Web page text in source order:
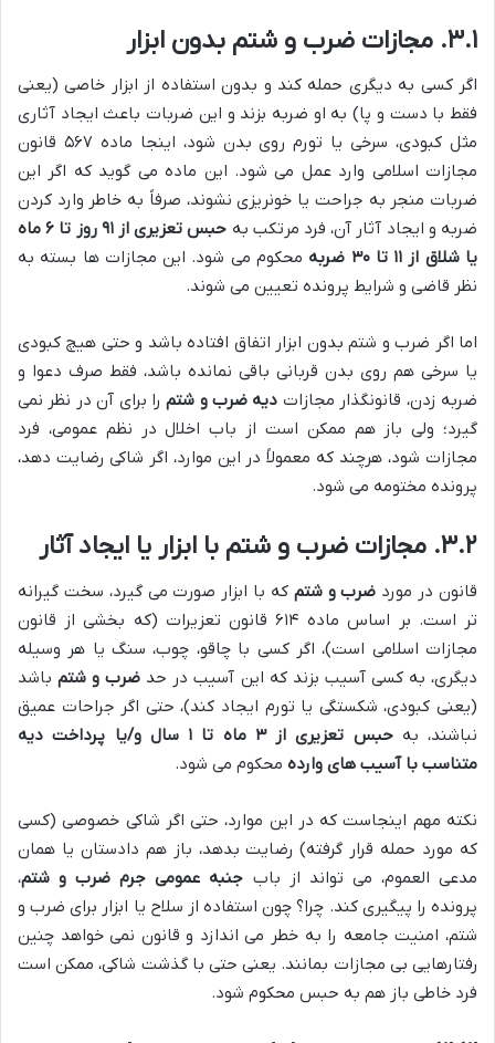
۳.۱. مجازات ضرب و شتم بدون ابزار
اگر کسی به دیگری حمله کند و بدون استفاده از ابزار خاصی (یعنی
فقط با دست و پا) به او ضربه بزند و این ضربات باعث ایجاد آثاری
مثل کبودی، سرخی یا تورم روی بدن شود، اینجا ماده ۵۶۷ قانون
مجازات اسلامی وارد عمل می شود. این ماده می گوید که اگر این
ضربات منجر به جراحت یا خونریزی نشوند، صرفاً به خاطر وارد کردن
ضربه و ایجاد آثار آن، فرد مرتکب به
حبس تعزیری از ۹۱ روز تا ۶ ماه
یا شلاق از ۱۱ تا ۳۰ ضربه
محکوم می شود. این مجازات ها بسته به
نظر قاضی و شرایط پرونده تعیین می شوند.
اما اگر ضرب و شتم بدون ابزار اتفاق افتاده باشد و حتی هیچ کبودی
یا سرخی هم روی بدن قربانی باقی نمانده باشد، فقط صرف دعوا و
ضربه زدن، قانونگذار مجازات دیه ضرب و شتمرا برای آن در نظر نمی
گیرد؛ ولی باز هم ممکن است از باب اخلال در نظم عمومی، فرد
مجازات شود، هرچند که معمولاً در این موارد، اگر شاکی رضایت دهد،
پرونده مختومه می شود.
۳.۲. مجازات ضرب و شتم با ابزار یا ایجاد آثار
قانون در مورد ضرب و شتم که با ابزار صورت می گیرد، سخت گیرانه
تر است. بر اساس ماده ۶۱۴ قانون تعزیرات (که بخشی از قانون
مجازات اسلامی است)، اگر کسی با چاقو، چوب، سنگ یا هر وسیله
دیگری، به کسی آسیب بزند که این آسیب در حد ضرب و شتمباشد
(یعنی کبودی، شکستگی یا تورم ایجاد کند)، حتی اگر جراحات عمیق
نباشند، به
حبس تعزیری از ۳ ماه تا ۱ سال و/یا پرداخت دیه
متناسب با آسیب های وارده محکوم می شود.
نکته مهم اینجاست که در این موارد، حتی اگر شاکی خصوصی (کسی
که مورد حمله قرار گرفته) رضایت بدهد، باز هم دادستان یا همان
مدعی العموم، می تواند از باب جنبه عمومی جرم ضرب و شتم،
پرونده را پیگیری کند. چرا؟ چون استفاده از سلاح یا ابزار برای ضرب و
شتم، امنیت جامعه را به خطر می اندازد و قانون نمی خواهد چنین
رفتارهایی بی مجازات بمانند. یعنی حتی با گذشت شاکی، ممکن است
فرد خاطی باز هم به حبس محکوم شود.